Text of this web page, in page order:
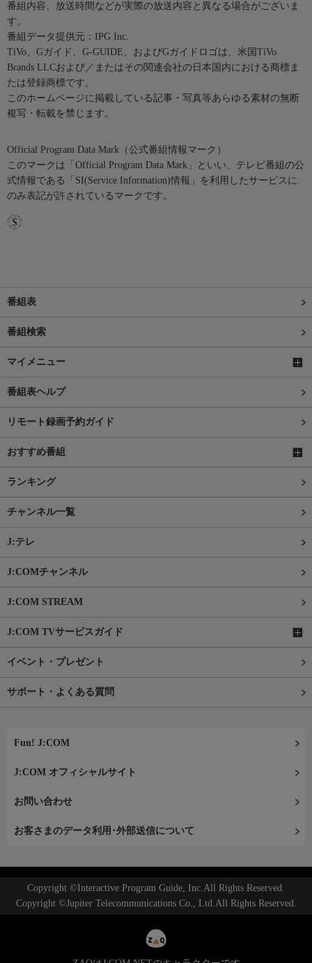
番組内容、放送時間などが実際の放送内容と異なる場合がございま
す。
番組データ提供元：IPG Inc.
TiVo、Gガイド、G-GUIDE、およびGガイドロゴは、米国TiVo
Brands LLCおよび／またはその関連会社の日本国内における商標ま
たは登録商標です。
このホームページに掲載している記事・写真等あらゆる素材の無断
複写・転載を禁じます。
Official Program Data Mark（公式番組情報マーク）
このマークは「Official Program Data Mark」といい、テレビ番組の公
式情報である「SI(Service Information)情報」を利用したサービスに
のみ表記が許されているマークです。
番組表
番組検索
マイメニュー
番組表ヘルプ
リモート録画予約ガイド
おすすめ番組
ランキング
チャンネル一覧
J:テレ
J:COMチャンネル
J:COM STREAM
J:COM TVサービスガイド
イベント・プレゼント
サポート・よくある質問
Fun! J:COM
J:COM オフィシャルサイト
お問い合わせ
お客さまのデータ利用･外部送信について
Copyright ©Interactive Program Guide, Inc.All Rights Reserved.
Copyright ©Jupiter Telecommunications Co., Ltd.All Rights Reserved.